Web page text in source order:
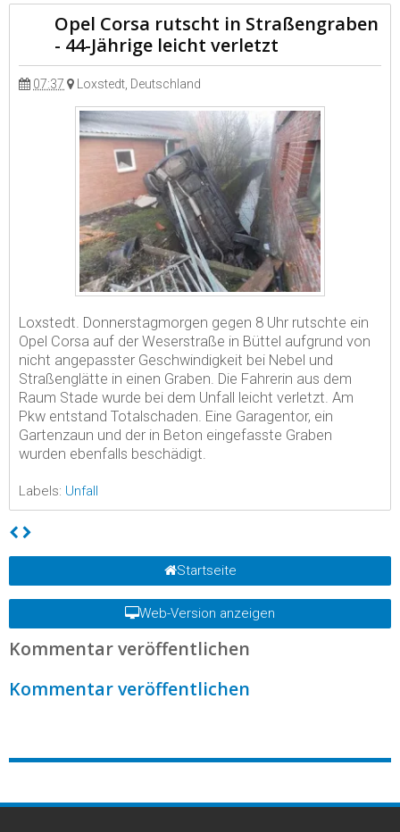
Opel Corsa rutscht in Straßengraben
- 44-Jährige leicht verletzt
07:37 Loxstedt, Deutschland
Loxstedt. Donnerstagmorgen gegen 8 Uhr rutschte ein
Opel Corsa auf der Weserstraße in Büttel aufgrund von
nicht angepasster Geschwindigkeit bei Nebel und
Straßenglätte in einen Graben. Die Fahrerin aus dem
Raum Stade wurde bei dem Unfall leicht verletzt. Am
Pkw entstand Totalschaden. Eine Garagentor, ein
Gartenzaun und der in Beton eingefasste Graben
wurden ebenfalls beschädigt.
Labels: Unfall
Startseite
Web-Version anzeigen
Kommentar veröffentlichen
Kommentar veröffentlichen